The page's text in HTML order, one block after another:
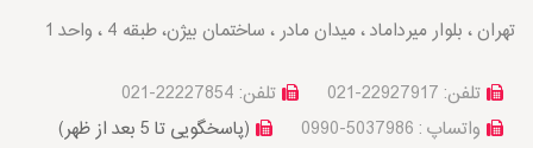
تهران ، بلوار میرداماد ، میدان مادر ، ساختمان بیژن، طبقه 4 ، واحد 1
تلفن: 22227854-021
تلفن: 22927917-021
(پاسخگویی تا 5 بعد از ظهر)
واتساپ : 5037986-0990